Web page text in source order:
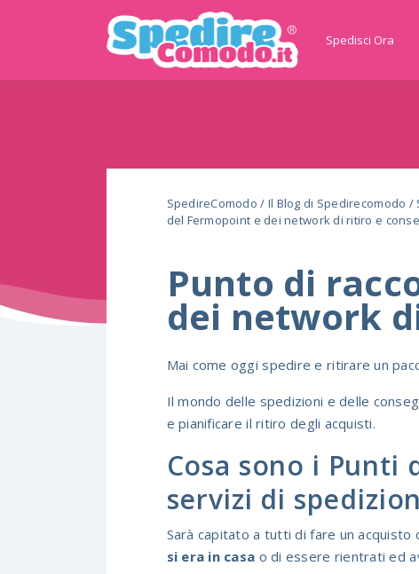
Spedisci Ora
SpedireComodo / Il Blog di Spedirecomodo /
del Fermopoint e dei network di ritiro e
Punto di
dei network
Mai come oggi spedire e ritirare un
Il mondo delle spedizioni e delle
e pianificare il ritiro degli acquisti.
Cosa sono i Punti
servizi di
Sarà capitato a tutti di fare un
si era in casa o di essere rientrati ed